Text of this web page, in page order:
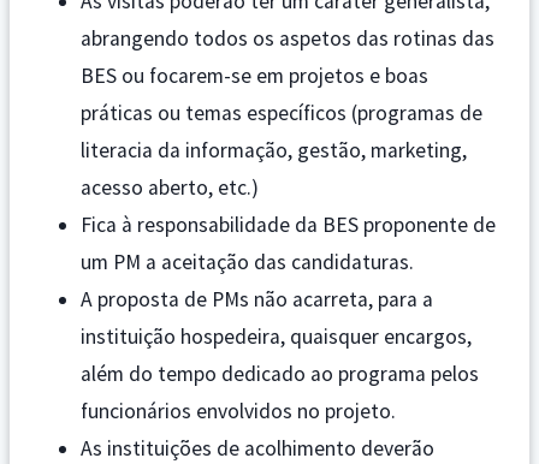
abrangendo todos os aspetos das rotinas das
BES ou focarem-se em projetos e boas
práticas ou temas específicos (programas de
literacia da informação, gestão, marketing,
acesso aberto, etc.)
Fica à responsabilidade da BES proponente de
um PM a aceitação das candidaturas.
A proposta de PMs não acarreta, para a
instituição hospedeira, quaisquer encargos,
além do tempo dedicado ao programa pelos
funcionários envolvidos no projeto.
As instituições de acolhimento deverão